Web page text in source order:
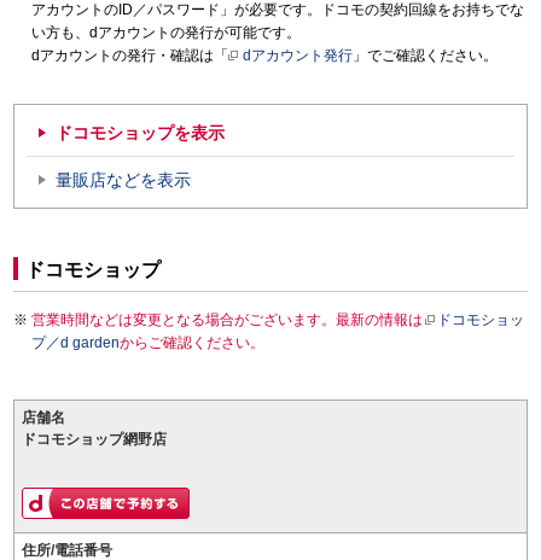
アカウントのID／パスワード」が必要です。ドコモの契約回線をお持ちでな
い方も、dアカウントの発行が可能です。
dアカウントの発行・確認は「
dアカウント発行 」でご確認ください。
ドコモショップを表示
量販店などを表示
ドコモショップ
営業時間などは変更となる場合がございます。最新の情報は
ドコモショッ
プ／d gardenからご確認ください。
店舗名
ドコモショップ網野店
住所/電話番号